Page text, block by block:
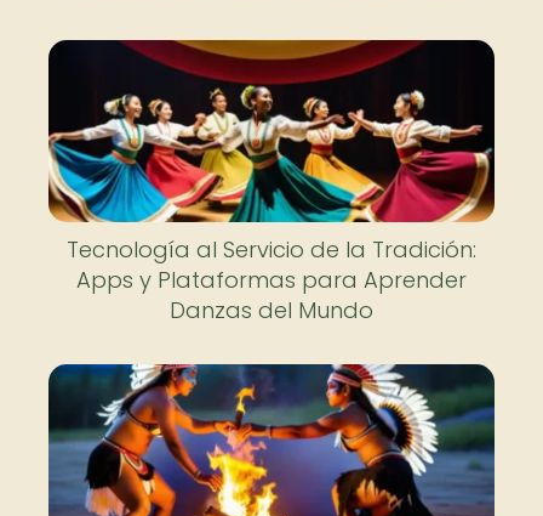
Tecnología al Servicio de la Tradición:
Apps y Plataformas para Aprender
Danzas del Mundo